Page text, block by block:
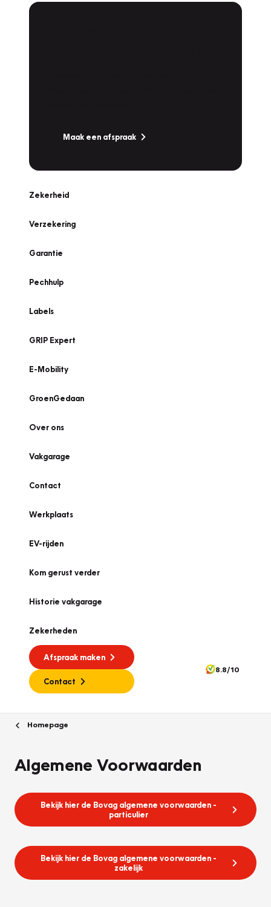
Maak een afspraak
Zekerheid
Verzekering
Garantie
Pechhulp
Labels
GRIP Expert
E-Mobility
GroenGedaan
Over ons
Vakgarage
Contact
Werkplaats
EV-rijden
Kom gerust verder
Historie vakgarage
Zekerheden
Afspraak maken
Contact
8.8/10
Homepage
Algemene Voorwaarden
Bekijk hier de Bovag algemene voorwaarden -
particulier
Bekijk hier de Bovag algemene voorwaarden -
zakelijk